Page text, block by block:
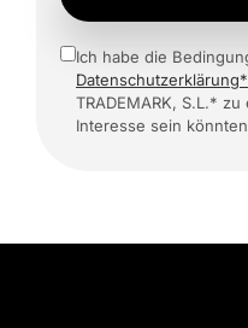
Ich habe die
Datenschutzerklärung*
TRADEMARK, S.L.*
Interesse sein